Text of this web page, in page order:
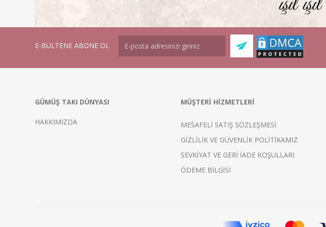
E-BÜLTENE ABONE OL
GÜMÜŞ TAKI DÜNYASI
HAKKIMIZDA
MÜŞTERİ HİZMETLERİ
MESAFELİ SATIŞ SÖZLEŞMESİ
GİZLİLİK VE GÜVENLİK POLİTİKAMIZ
SEVKİYAT VE GERİ İADE KOŞULLARI
ÖDEME BİLGİSİ